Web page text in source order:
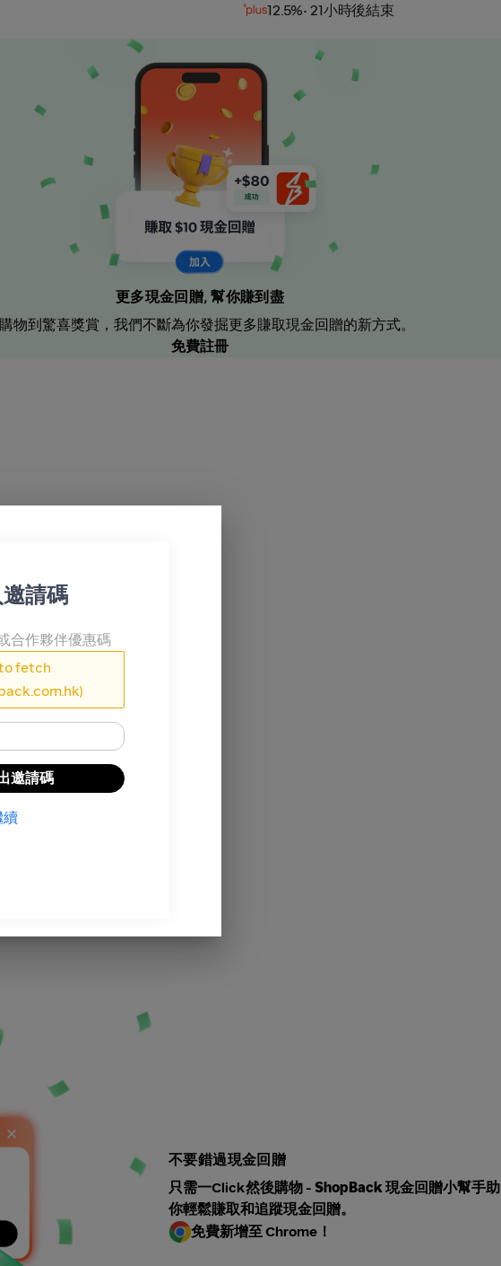
12.5%• 21小時後結束
更多現金回贈, 幫你賺到盡
物到驚喜獎賞，我們不斷為你發掘更多賺取現金回贈的新方式。
免費註冊
或遊戲
行程或玩遊戲
正在追蹤你的現金回贈 😌
不要錯過現金回贈
只需一Click然後購物 - ShopBack 現金回贈小幫手助
你輕鬆賺取和追蹤現金回贈。
免費新增至 Chrome！
請碼
合作夥伴優惠碼
fetch
邀請碼
續